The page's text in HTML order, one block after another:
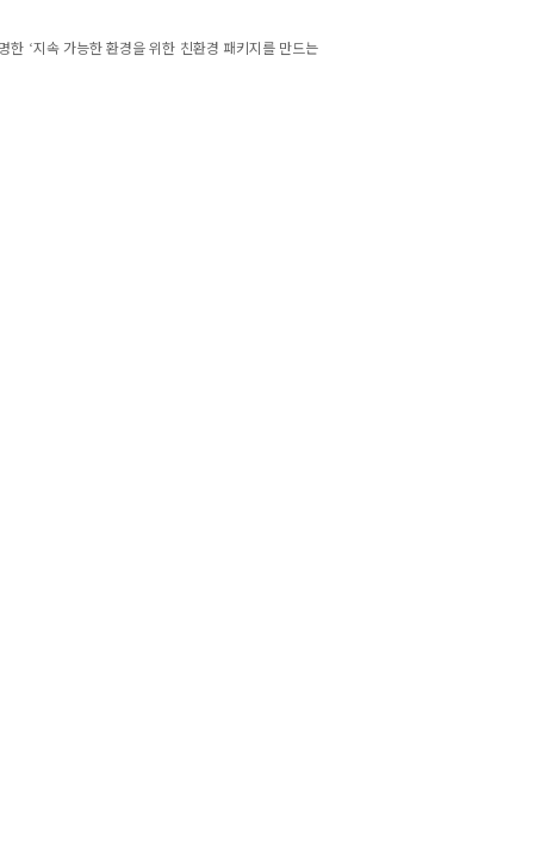
한 ‘지속 가능한 환경을 위한 친환경 패키지를 만드는